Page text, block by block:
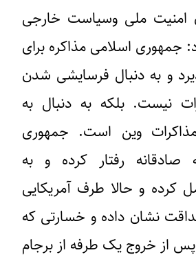
امنیت ملی وسیاست خارجی
جمهوری اسلامی مذاکره برای
و به دنبال فرسایشی شدن
نیست. بلکه به دنبال به
وین است. جمهوری
صادقانه رفتار کرده و به
کرده و حالا طرف آمریکایی
نشان داده و خسارتی که
پس از خروج یک طرفه از برجام